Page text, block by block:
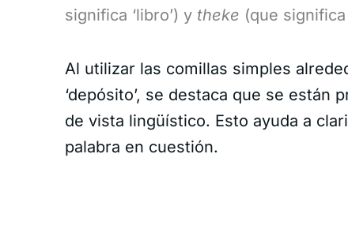
significa ‘libro’) y theke (que significa
Al utilizar las comillas simples
‘depósito’, se destaca que se
de vista lingüístico. Esto ayuda a
palabra en cuestión.